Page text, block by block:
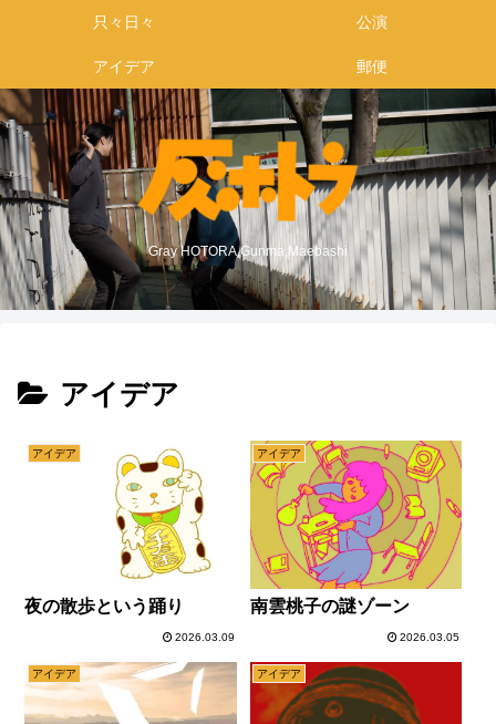
Gray HOTORA,Gunma,Maebashi
只々日々 公演
アイデア 郵便
アイデア
アイデア
夜の散歩という踊り
2026.03.09
アイデア
南雲桃子の謎ゾーン
2026.03.05
アイデア アイデア